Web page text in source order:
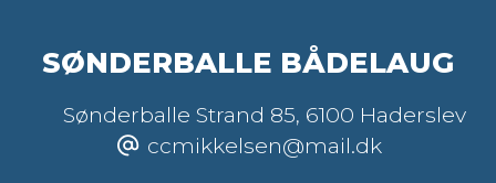
SØNDERBALLE BÅDELAUG
Sønderballe Strand 85, 6100 Haderslev
ccmikkelsen@mail.dk